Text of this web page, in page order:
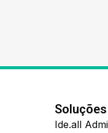
Soluções